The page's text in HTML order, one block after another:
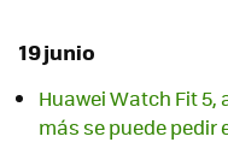
19 junio
Huawei Watch Fit
más se puede pedir